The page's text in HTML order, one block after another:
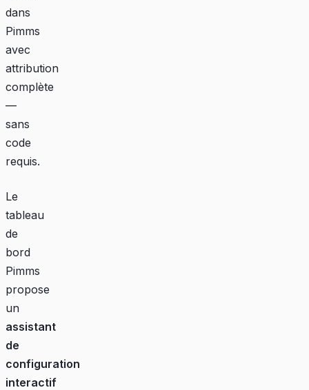
dans
Pimms
avec
attribution
complète
—
sans
code
requis.
Le
tableau
de
bord
Pimms
propose
un
assistant
de
configuration
interactif